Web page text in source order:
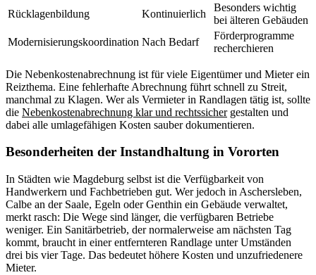
Rücklagenbildung Kontinuierlich
Besonders wichtig
bei älteren Gebäuden
Modernisierungskoordination Nach Bedarf
Förderprogramme
recherchieren
Die Nebenkostenabrechnung ist für viele Eigentümer und Mieter ein
Reizthema. Eine fehlerhafte Abrechnung führt schnell zu Streit,
manchmal zu Klagen. Wer als Vermieter in Randlagen tätig ist, sollte
die Nebenkostenabrechnung klar und rechtssichergestalten und
dabei alle umlagefähigen Kosten sauber dokumentieren.
Besonderheiten der Instandhaltung in Vororten
In Städten wie Magdeburg selbst ist die Verfügbarkeit von
Handwerkern und Fachbetrieben gut. Wer jedoch in Aschersleben,
Calbe an der Saale, Egeln oder Genthin ein Gebäude verwaltet,
merkt rasch: Die Wege sind länger, die verfügbaren Betriebe
weniger. Ein Sanitärbetrieb, der normalerweise am nächsten Tag
kommt, braucht in einer entfernteren Randlage unter Umständen
drei bis vier Tage. Das bedeutet höhere Kosten und unzufriedenere
Mieter.